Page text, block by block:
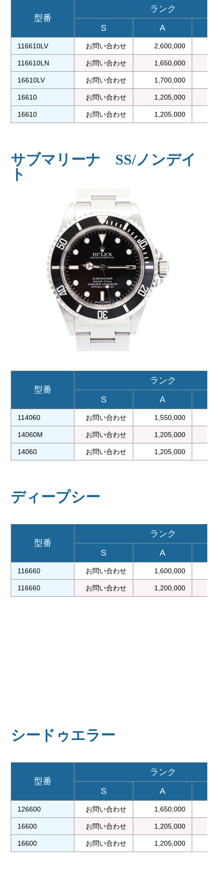
型番
ランク
S
A
116610LV お問い合わせ 2,600,000
116610LN お問い合わせ 1,650,000
16610LV お問い合わせ 1,700,000
16610 お問い合わせ 1,205,000
16610 お問い合わせ 1,205,000
サブマリーナ SS/ノンデイ
ト
型番
ランク
S
A
114060 お問い合わせ 1,550,000
14060M お問い合わせ 1,205,000
14060 お問い合わせ 1,205,000
ディープシー
型番
ランク
S
A
116660 お問い合わせ 1,600,000
116660 お問い合わせ 1,200,000
シードゥエラー
型番
ランク
S
A
126600 お問い合わせ 1,650,000
16600 お問い合わせ 1,205,000
16600 お問い合わせ 1,205,000